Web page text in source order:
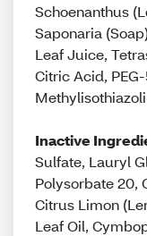
Schoenanthus
Saponaria
Leaf Juice,
Citric Acid,
Inactive
Sulfate, Lauryl
Polysorbate 20,
Citrus Limon
Leaf Oil,